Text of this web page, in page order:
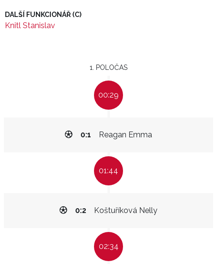
DALŠÍ FUNKCIONÁŘ (C)
Knitl Stanislav
1. POLOČAS
00:29
Reagan Emma
0:1
01:44
Koštuříková Nelly
0:2
02:34